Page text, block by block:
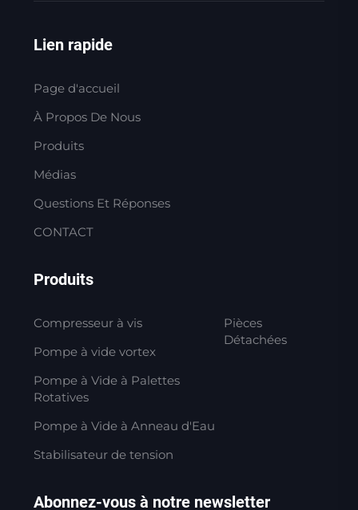
Lien rapide
Page d'accueil
À Propos De Nous
Produits
Médias
Questions Et Réponses
CONTACT
Produits
Compresseur à vis
Pompe à vide vortex
Pompe à Vide à Palettes
Rotatives
Pompe à Vide à Anneau d'Eau
Stabilisateur de tension
Pièces
Détachées
Abonnez-vous à notre newsletter